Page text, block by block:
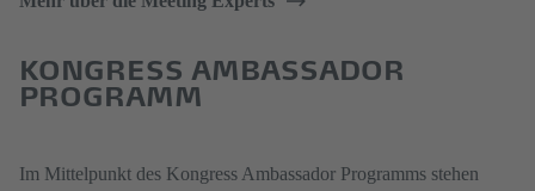
KONGRESS AMBASSADOR
PROGRAMM
Im Mittelpunkt des Kongress Ambassador Programms stehen